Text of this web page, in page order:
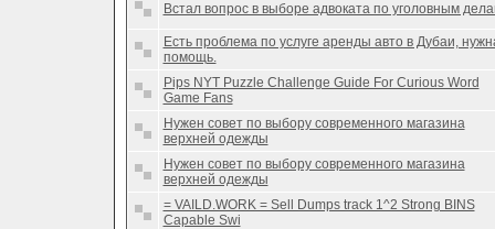
Встал вопрос в выборе адвоката по уголовным
Есть проблема по услуге аренды авто в Дубаи,
помощь.
Pips NYT Puzzle Challenge Guide For Curious Word
Game Fans
Нужен совет по выбору современного магазина
верхней одежды
Нужен совет по выбору современного магазина
верхней одежды
= VAILD.WORK = Sell Dumps track 1^2 Strong BINS
Capable Swi